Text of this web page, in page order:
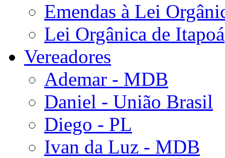
Emendas à Lei
Lei Orgânica de Itapoá
Vereadores
Ademar - MDB
Daniel - União Brasil
Diego - PL
Ivan da Luz - MDB